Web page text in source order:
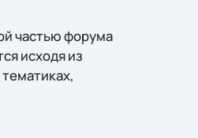
частью форума
исходя из